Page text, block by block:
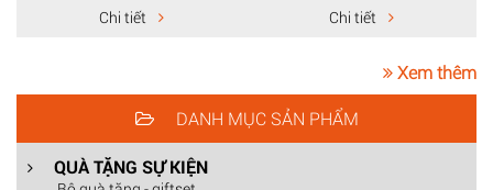
Chi tiết Chi tiết
Xem thêm
DANH MỤC SẢN PHẨM
QUÀ TẶNG SỰ KIỆN